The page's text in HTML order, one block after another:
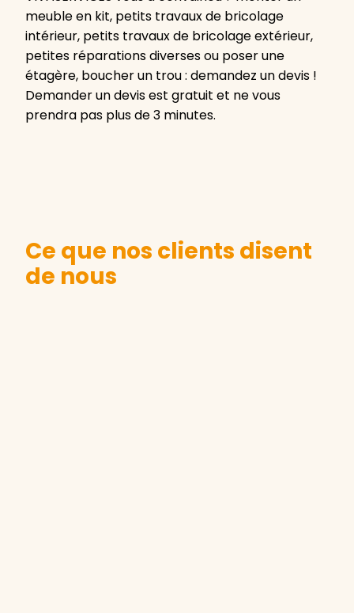
meuble en kit, petits travaux de bricolage
intérieur, petits travaux de bricolage extérieur,
petites réparations diverses ou poser une
étagère, boucher un trou : demandez un devis !
Demander un devis est gratuit et ne vous
prendra pas plus de 3 minutes.
Ce que nos clients disent
de nous